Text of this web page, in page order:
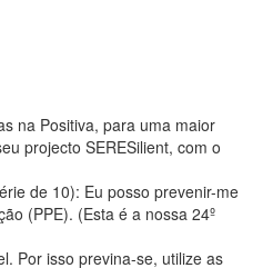
na Positiva, para uma maior
projecto SERESilient, com o
de 10): Eu posso prevenir-me
(PPE). (Esta é a nossa 24º
Por isso previna-se, utilize as